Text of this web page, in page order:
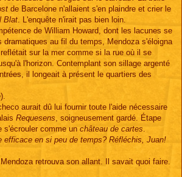
de Barcelone n'allaient s'en plaindre et crier le
Blat . L'enquête n'irait pas bien loin.
de William Howard, dont les lacunes se
dramatiques au fil du temps, Mendoza s'éloigna
sur la mer comme si la rue où il se
l'horizon. Contemplant son sillage argenté
il longeait à présent le quartiers des
aurait dû lui fournir toute l'aide nécessaire
Requesens , soigneusement gardé. Étape
s'écrouler comme un château de cartes
efficace en si peu de temps? Réfléchis, Juan!
retrouva son allant. Il savait quoi faire.